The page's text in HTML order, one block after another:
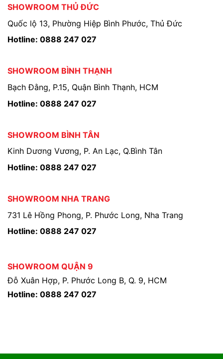
SHOWROOM THỦ ĐỨC
Quốc lộ 13, Phường Hiệp Bình Phước, Thủ Đức
Hotline: 0888 247 027
SHOWROOM BÌNH THẠNH
Bạch Đằng, P.15, Quận Bình Thạnh, HCM
Hotline: 0888 247 027
SHOWROOM BÌNH TÂN
Kinh Dương Vương, P. An Lạc, Q.Bình Tân
Hotline: 0888 247 027
SHOWROOM NHA TRANG
731 Lê Hồng Phong, P. Phước Long, Nha Trang
Hotline: 0888 247 027
SHOWROOM QUẬN 9
Đỗ Xuân Hợp, P. Phước Long B, Q. 9, HCM
Hotline: 0888 247 027